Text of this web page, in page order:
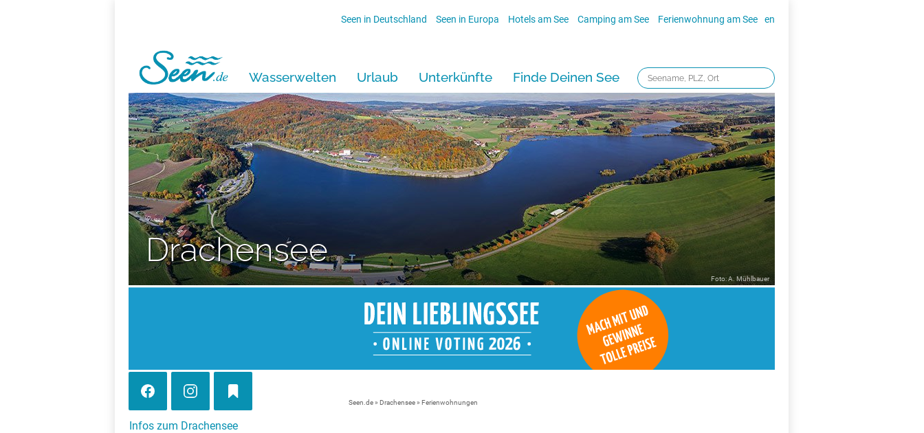
Seen in Deutschland Seen in Europa Hotels am See Camping am See Ferienwohnung am See en
Wasserwelten Urlaub Unterkünfte Finde Deinen See
Drachensee
Foto: A. Mühlbauer
Infos zum Drachensee
Seen.de» Drachensee» Ferienwohnungen